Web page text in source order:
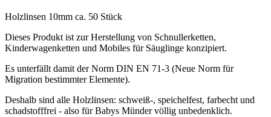
Holzlinsen 10mm ca. 50 Stück
Dieses Produkt ist zur Herstellung von Schnullerketten,
Kinderwagenketten und Mobiles für Säuglinge konzipiert.
Es unterfällt damit der Norm DIN EN 71-3 (Neue Norm für
Migration bestimmter Elemente).
Deshalb sind alle Holzlinsen: schweiß-, speichelfest, farbecht und
schadstofffrei - also für Babys Münder völlig unbedenklich.